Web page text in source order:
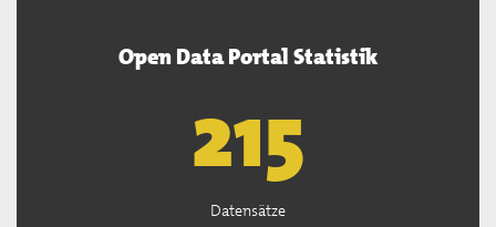
Open Data Portal Statistik
218
Datensätze